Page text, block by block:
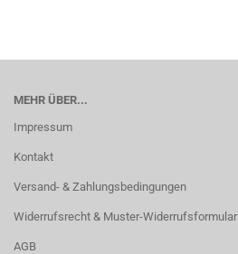
MEHR ÜBER...
Impressum
Kontakt
Versand- & Zahlungsbedingungen
Widerrufsrecht & Muster-Widerrufsformular
AGB